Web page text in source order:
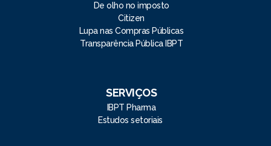
De olho no imposto
Citizen
Lupa nas Compras Públicas
Transparência Pública IBPT
SERVIÇOS
IBPT Pharma
Estudos setoriais